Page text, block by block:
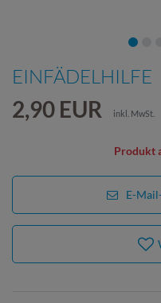
EINFÄDELHILFE
2,90 EUR inkl. MwSt.
E-
Produkt